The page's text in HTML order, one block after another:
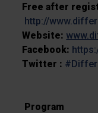
Free after
http://
Website:
Facebook:
Twitter :
Program